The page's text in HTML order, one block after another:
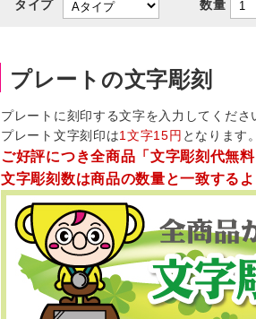
タイプ 数量
プレートの文字彫刻
プレートに刻印する文字を入力してくだ
プレート文字刻印は1文字15円 となります
ご好評につき全商品「文字彫刻代無
文字彫刻数は商品の数量と一致する